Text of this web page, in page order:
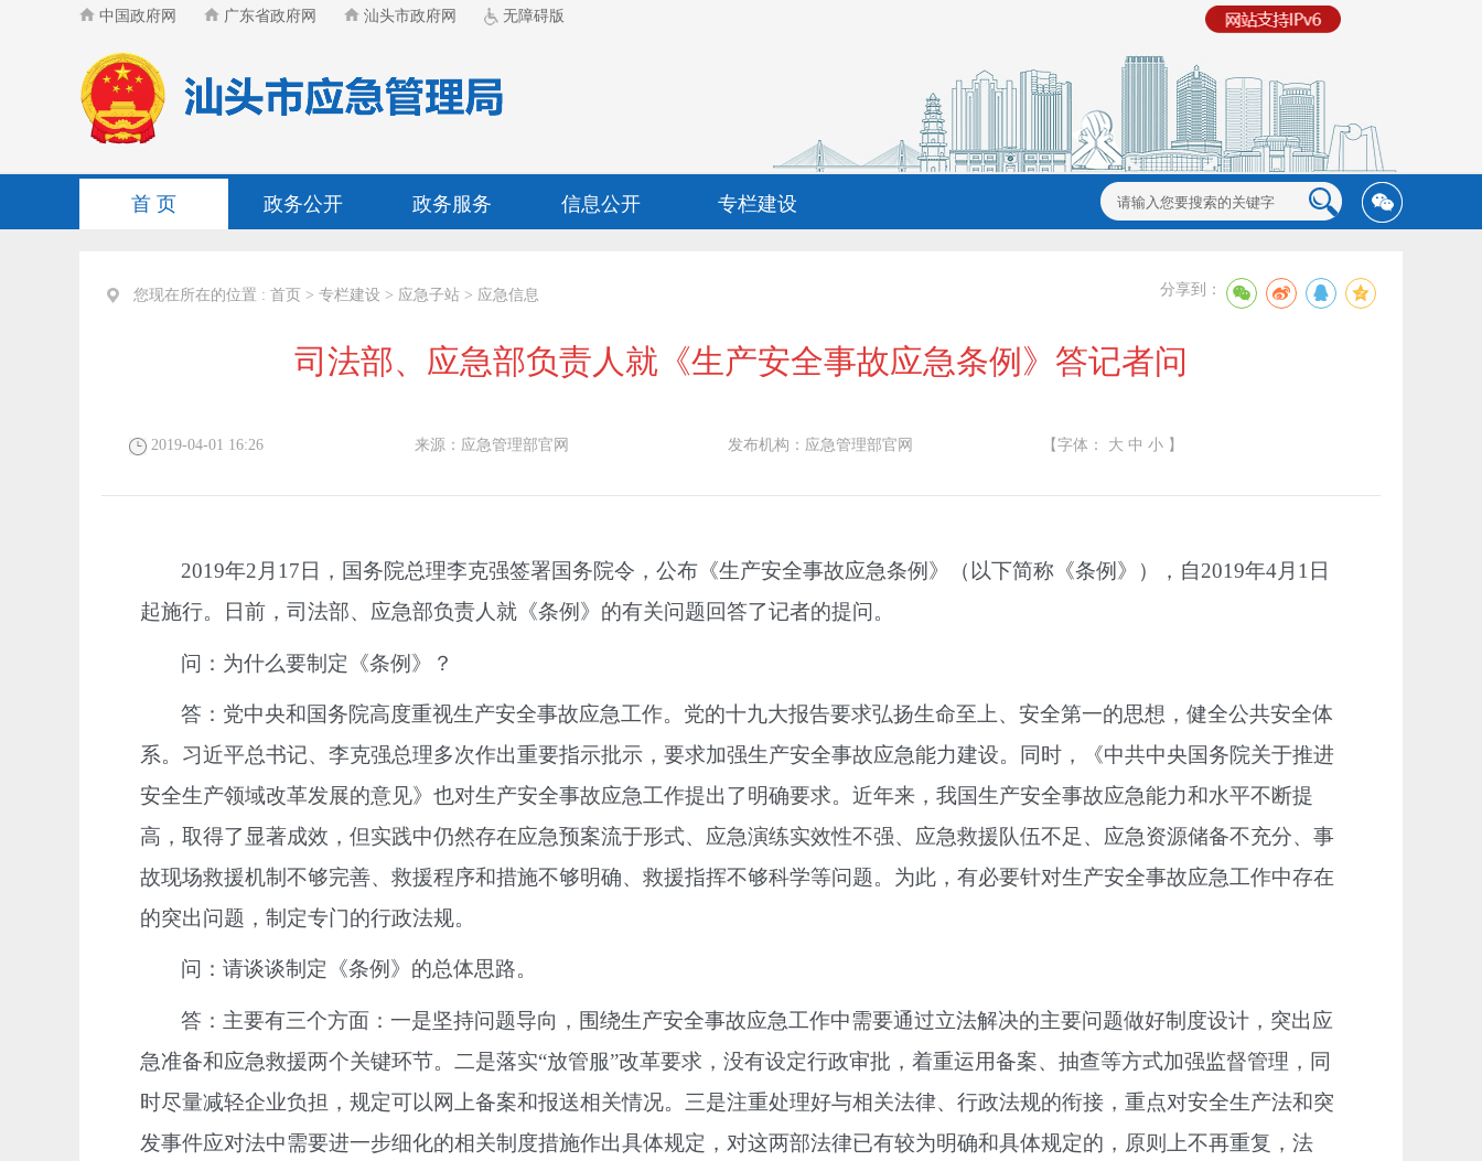
中国政府网 广东省政府网 汕头市政府网 无障碍版
首 页 政务公开 政务服务 信息公开 专栏建设
您现在所在的位置 : 首页 > 专栏建设 > 应急子站 > 应急信息 分享到：
司法部、应急部负责人就《生产安全事故应急条例》答记者问
2019-04-01 16:26 来源： 应急管理部官网 发布机构： 应急管理部官网 【字体： 大 中 小 】
2019年2月17日，国务院总理李克强签署国务院令，公布《生产安全事故应急条例》（以下简称《条例》），自2019年4月1日
起施行。日前，司法部、应急部负责人就《条例》的有关问题回答了记者的提问。
问：为什么要制定《条例》？
答：党中央和国务院高度重视生产安全事故应急工作。党的十九大报告要求弘扬生命至上、安全第一的思想，健全公共安全体
系。习近平总书记、李克强总理多次作出重要指示批示，要求加强生产安全事故应急能力建设。同时，《中共中央国务院关于推进
安全生产领域改革发展的意见》也对生产安全事故应急工作提出了明确要求。近年来，我国生产安全事故应急能力和水平不断提
高，取得了显著成效，但实践中仍然存在应急预案流于形式、应急演练实效性不强、应急救援队伍不足、应急资源储备不充分、事
故现场救援机制不够完善、救援程序和措施不够明确、救援指挥不够科学等问题。为此，有必要针对生产安全事故应急工作中存在
的突出问题，制定专门的行政法规。
问：请谈谈制定《条例》的总体思路。
答：主要有三个方面：一是坚持问题导向，围绕生产安全事故应急工作中需要通过立法解决的主要问题做好制度设计，突出应
急准备和应急救援两个关键环节。二是落实“放管服”改革要求，没有设定行政审批，着重运用备案、抽查等方式加强监督管理，同
时尽量减轻企业负担，规定可以网上备案和报送相关情况。三是注重处理好与相关法律、行政法规的衔接，重点对安全生产法和突
发事件应对法中需要进一步细化的相关制度措施作出具体规定，对这两部法律已有较为明确和具体规定的，原则上不再重复，法